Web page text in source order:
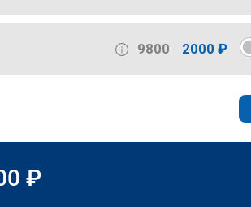
9800 2000 ₽
₽